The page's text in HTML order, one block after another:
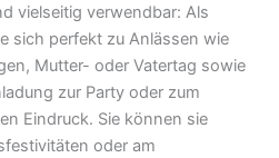
vielseitig verwendbar: Als
sich perfekt zu Anlässen wie
Mutter- oder Vatertag sowie
zur Party oder zum
Eindruck. Sie können sie
oder am